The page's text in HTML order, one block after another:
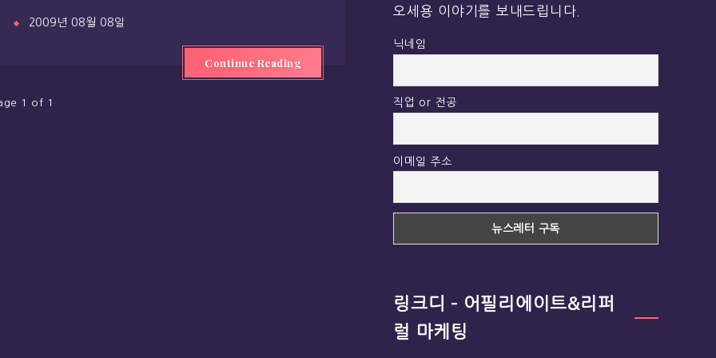
2009년 08월 08일
Continue Reading
1 of 1
오세용 이야기를 보내드립니다.
닉네임
직업 or 전공
이메일 주소
링크디 – 어필리에이트&리퍼
럴 마케팅